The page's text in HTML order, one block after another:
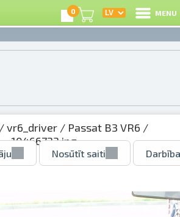
0 MENU
vr6_driver/ Passat B3 VR6 /
10466723.jpg
Nosūtīt saiti